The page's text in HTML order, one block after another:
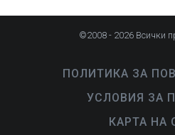
©2008 - 2026 Всички
ПОЛИТИКА ЗА
УСЛОВИЯ ЗА
КАРТА НА